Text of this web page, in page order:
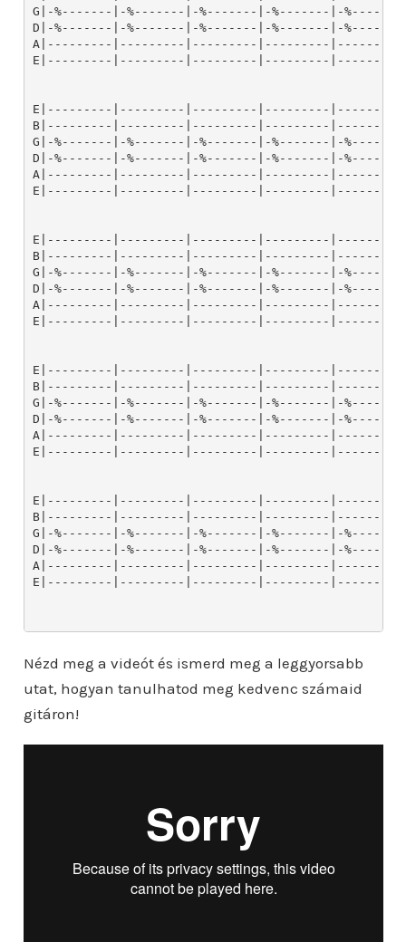
Nézd meg a videót és ismerd meg a leggyorsabb
utat, hogyan tanulhatod meg kedvenc számaid
gitáron!